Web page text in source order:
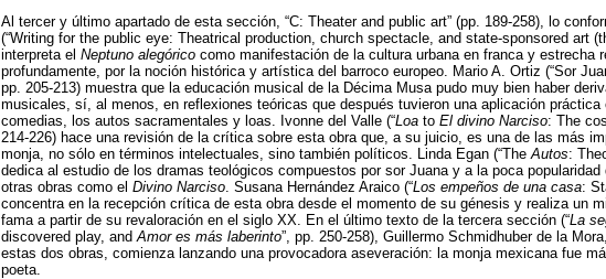
Al tercer y último apartado de esta sección, “C: Theater and public art” (pp. 189-258), lo
(“Writing for the public eye: Theatrical production, church spectacle, and state-sponsored art
interpreta el Neptuno alegórico como manifestación de la cultura urbana en franca y estrecha
profundamente, por la noción histórica y artística del barroco europeo. Mario A. Ortiz (“Sor
pp. 205-213) muestra que la educación musical de la Décima Musa pudo muy bien haber
musicales, sí, al menos, en reflexiones teóricas que después tuvieron una aplicación
comedias, los autos sacramentales y loas. Ivonne del Valle (“Loa to El divino Narciso: The
214-226) hace una revisión de la crítica sobre esta obra que, a su juicio, es una de las más
monja, no sólo en términos intelectuales, sino también políticos. Linda Egan (“The Autos:
dedica al estudio de los dramas teológicos compuestos por sor Juana y a la poca
otras obras como el Divino Narciso . Susana Hernández Araico (“Los empeños de una casa:
concentra en la recepción crítica de esta obra desde el momento de su génesis y realiza un
fama a partir de su revaloración en el siglo XX. En el último texto de la tercera sección (“La
discovered play, and Amor es más laberinto”, pp. 250-258), Guillermo Schmidhuber de la
estas dos obras, comienza lanzando una provocadora aseveración: la monja mexicana fue
poeta.